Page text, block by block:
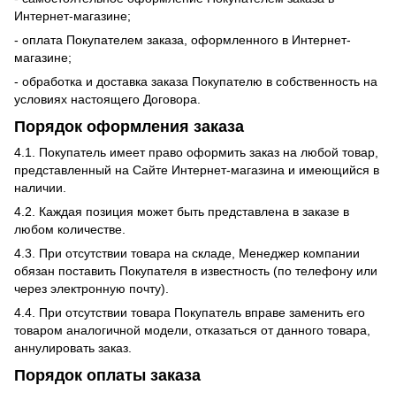
Интернет-магазине;
- оплата Покупателем заказа, оформленного в Интернет-
магазине;
- обработка и доставка заказа Покупателю в собственность на
условиях настоящего Договора.
Порядок оформления заказа
4.1. Покупатель имеет право оформить заказ на любой товар,
представленный на Сайте Интернет-магазина и имеющийся в
наличии.
4.2. Каждая позиция может быть представлена в заказе в
любом количестве.
4.3. При отсутствии товара на складе, Менеджер компании
обязан поставить Покупателя в известность (по телефону или
через электронную почту).
4.4. При отсутствии товара Покупатель вправе заменить его
товаром аналогичной модели, отказаться от данного товара,
аннулировать заказ.
Порядок оплаты заказа